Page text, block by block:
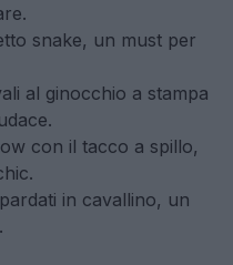
snake, un must per
al ginocchio a stampa
con il tacco a spillo,
in cavallino, un